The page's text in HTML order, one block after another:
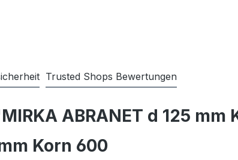
Trusted Shops Bewertungen
ABRANET d 125 mm
Korn 600